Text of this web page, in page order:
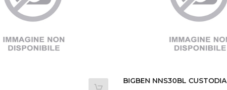
BIGBEN NNS30BL CUSTODIA